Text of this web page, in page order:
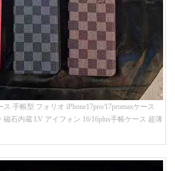
手帳型 フォリオ iPhone17pro/17promaxケース
磁石内蔵 LV アイフォン 16/16plus手帳ケース 超薄
ス おしゃれ ブランドiphone15/14/13手帳型スマ